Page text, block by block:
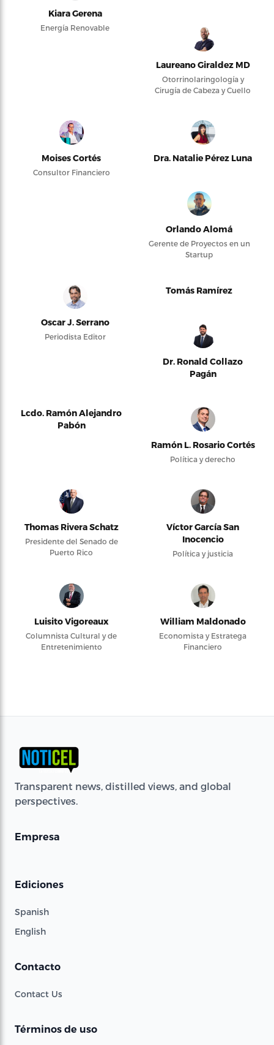
Kiara Gerena
Energía Renovable
Laureano Giraldez MD
Otorrinolaringología y
Cirugía de Cabeza y Cuello
Moises Cortés
Consultor Financiero
Dra. Natalie Pérez Luna
Orlando Alomá
Gerente de Proyectos en un
Startup
Oscar J. Serrano
Periodista Editor
Tomás Ramírez
Dr. Ronald Collazo
Pagán
Lcdo. Ramón Alejandro
Pabón
Ramón L. Rosario Cortés
Política y derecho
Thomas Rivera Schatz
Presidente del Senado de
Puerto Rico
Víctor García San
Inocencio
Política y justicia
Luisito Vigoreaux
Columnista Cultural y de
Entretenimiento
William Maldonado
Economista y Estratega
Financiero
Transparent news, distilled views, and global
perspectives.
Empresa
Ediciones
Spanish
English
Contacto
Contact Us
Términos de uso